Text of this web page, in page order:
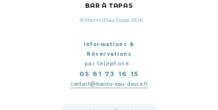
BAR À TAPAS
© Marins d’Eau Douce 2026
Informations &
Réservations
par téléphone :
05 61 73 16 15
contact@marins-eau-douce.fr